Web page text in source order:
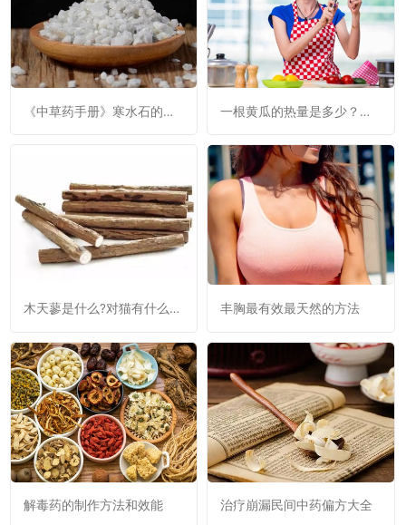
《中草药手册》寒水石的功
一根黄瓜的热量是多少？黄
木天蓼是什么?对猫有什么作
丰胸最有效最天然的方法
解毒药的制作方法和效能 治疗崩漏民间中药偏方大全